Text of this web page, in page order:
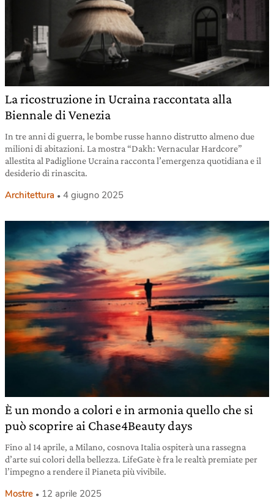
La ricostruzione in Ucraina raccontata alla
Biennale di Venezia
In tre anni di guerra, le bombe russe hanno distrutto almeno due
milioni di abitazioni. La mostra “Dakh: Vernacular Hardcore”
allestita al Padiglione Ucraina racconta l’emergenza quotidiana e il
desiderio di rinascita.
Architettura 4 giugno 2025
È un mondo a colori e in armonia quello che si
può scoprire ai Chase4Beauty days
Fino al 14 aprile, a Milano, cosnova Italia ospiterà una rassegna
d’arte sui colori della bellezza. LifeGate è fra le realtà premiate per
l’impegno a rendere il Pianeta più vivibile.
Mostre 12 aprile 2025